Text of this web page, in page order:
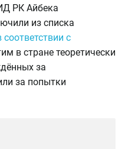
РК Айбека
из списка
соответствии с
в стране теоретически
за
за попытки